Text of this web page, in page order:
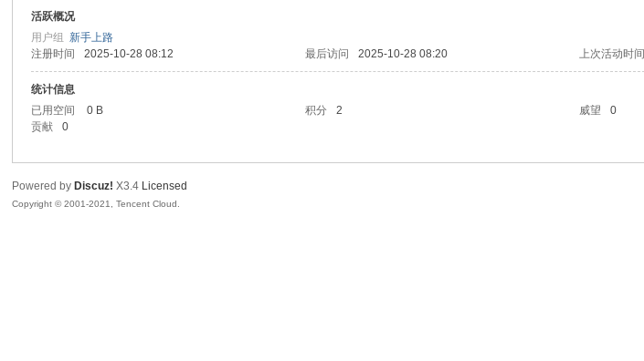
活跃概况
用户组新手上路
注册时间
2025-10-28 08:12 最后访问 2025-10-28 08:20 上次活动时间
统计信息
已用空间
0 B 积分 2 威望 0
贡献
0
Powered by Discuz! X3.4 Licensed
Copyright © 2001-2021, Tencent Cloud.